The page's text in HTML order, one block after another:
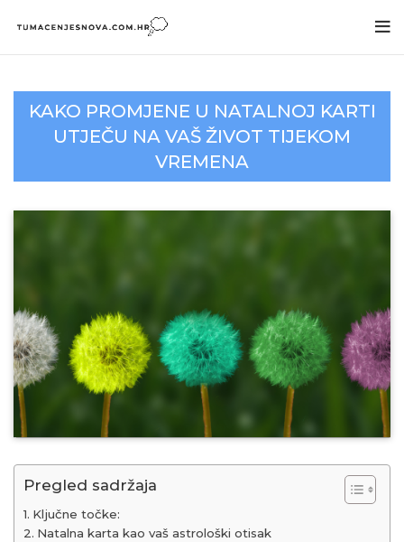
KAKO PROMJENE U NATALNOJ KARTI
UTJEČU NA VAŠ ŽIVOT TIJEKOM
VREMENA
Pregled sadržaja
Ključne točke:
Natalna karta kao vaš astrološki otisak